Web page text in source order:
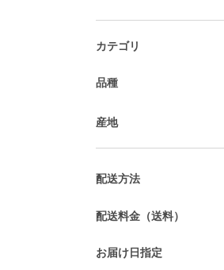
カテゴリ
品種
産地
配送方法
配送料金（送料）
お届け日指定